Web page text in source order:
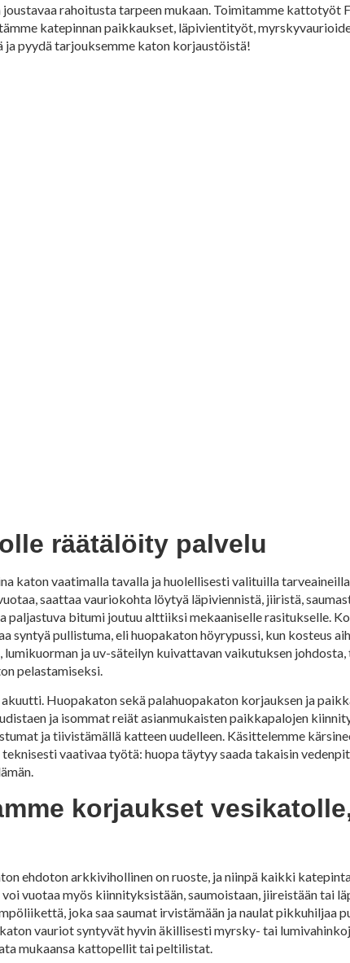
rahoitusta tarpeen mukaan. Toimitamme kattotyöt
katepinnan paikkaukset, läpivientityöt,
pyydä tarjouksemme katon korjaustöistä!
räätälöity palvelu
katon vaatimalla tavalla ja huolellisesti valituilla
saattaa vauriokohta löytyä läpiviennistä, jiiristä,
paljastuva bitumi joutuu alttiiksi mekaaniselle rasitukselle.
syntyä pullistuma, eli huopakaton höyrypussi, kun kosteus
ja uv-säteilyn kuivattavan vaikutuksen johdosta,
pelastamiseksi.
Huopakaton sekä palahuopakaton korjauksen ja
ja isommat reiät asianmukaisten paikkapalojen
ja tiivistämällä katteen uudelleen. Käsittelemme
vaativaa työtä: huopa täytyy saada takaisin
korjaukset
ehdoton arkkivihollinen on ruoste, ja niinpä kaikki
vuotaa myös kiinnityksistään, saumoistaan, jiireistään tai
joka saa saumat irvistämään ja naulat pikkuhiljaa
vauriot syntyvät hyvin äkillisesti myrsky- tai
mukaansa kattopellit tai peltilistat.